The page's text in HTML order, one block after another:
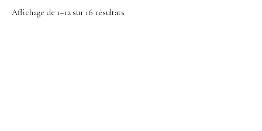
Affichage de 1–12 sur 16 résultats